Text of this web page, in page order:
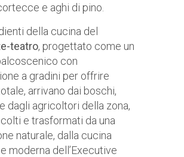
e aghi di pino.
della cucina del
teatro, progettato come un
con
a gradini per offrire
arrivano dai boschi,
dagli agricoltori della zona,
e trasformati da una
naturale, dalla cucina
moderna dell’Executive